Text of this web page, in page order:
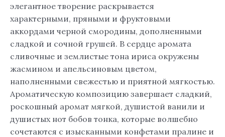
элегантное творение раскрывается
характерными, пряными и фруктовыми
аккордами черной смородины, дополненными
сладкой и сочной грушей. В сердце аромата
сливочные и землистые тона ириса окружены
жасмином и апельсиновым цветом,
наполненными свежестью и приятной мягкостью.
Ароматическую композицию завершает сладкий,
роскошный аромат мягкой, душистой ванили и
душистых нот бобов тонка, которые волшебно
сочетаются с изысканными конфетами пралине и